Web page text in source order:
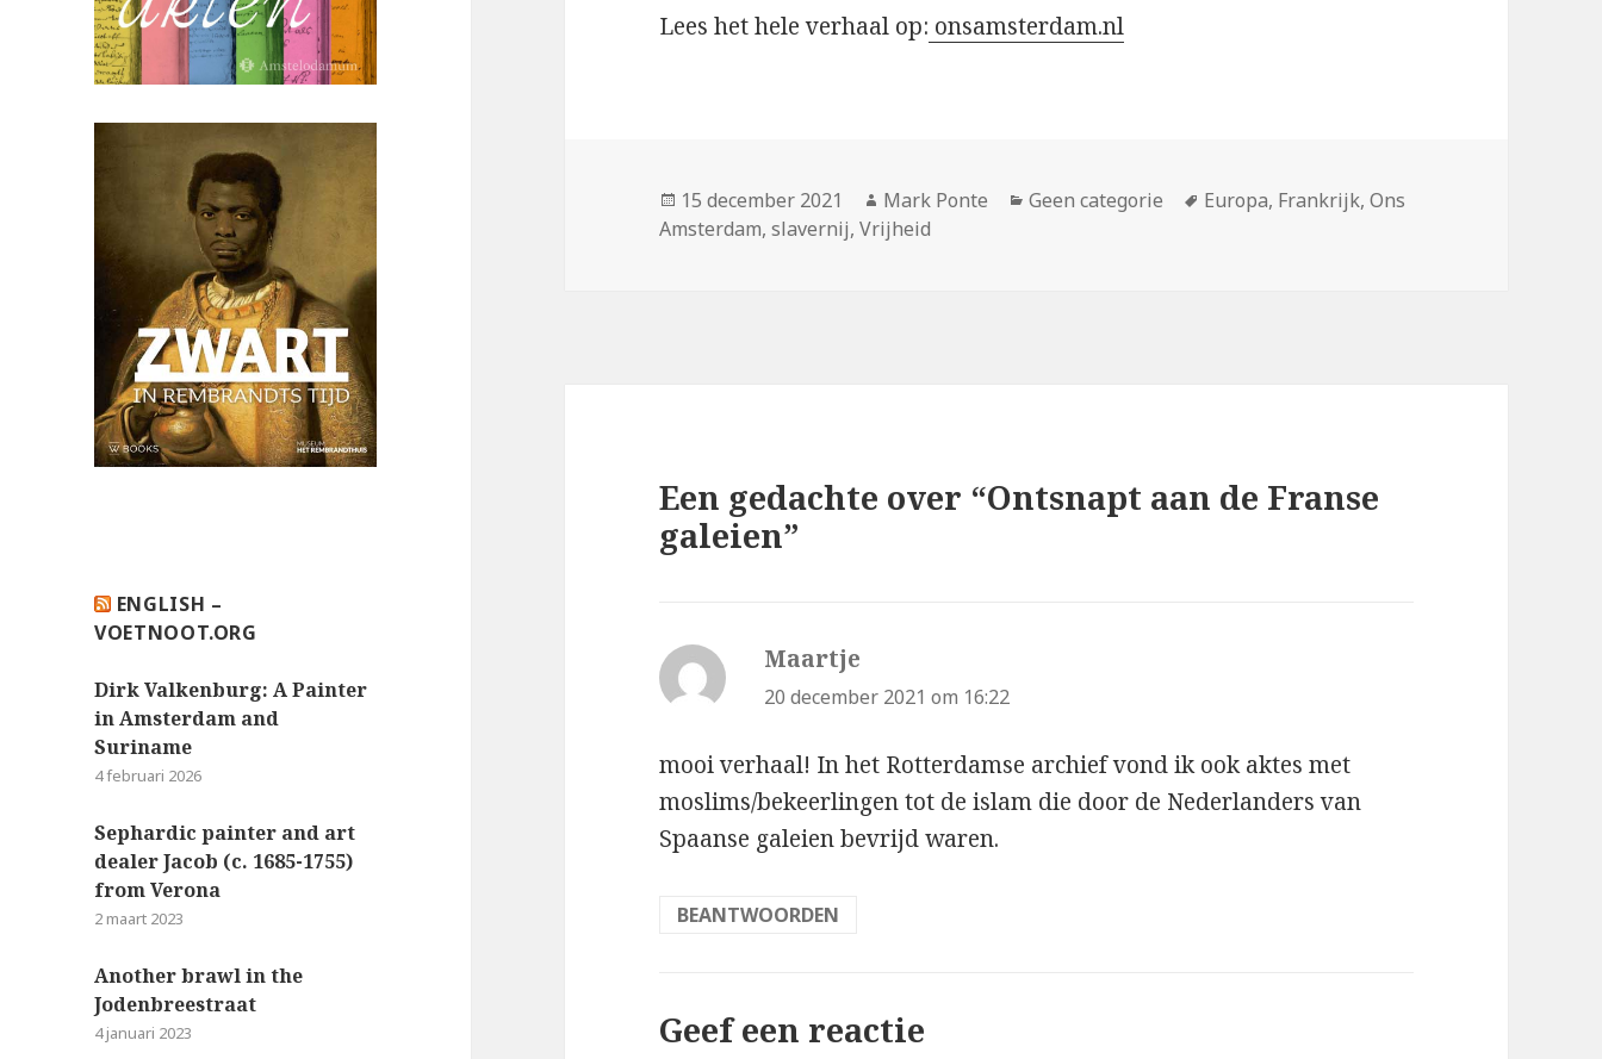
ENGLISH –
VOETNOOT.ORG
Dirk Valkenburg: A Painter
in Amsterdam and
Suriname
4 februari 2026
Sephardic painter and art
dealer Jacob (c. 1685-1755)
from Verona
2 maart 2023
Another brawl in the
Jodenbreestraat
4 januari 2023
Lees het hele verhaal op: onsamsterdam.nl
Geplaatst
op
15 december 2021 Auteur
Mark Ponte Categorieën
Geen categorie Tags
Europa, Frankrijk,Ons
Amsterdam,slavernij,Vrijheid
Een gedachte over “Ontsnapt aan de Franse
galeien”
Maartje
20 december 2021 om 16:22
mooi verhaal! In het Rotterdamse archief vond ik ook aktes met
moslims/bekeerlingen tot de islam die door de Nederlanders van
Spaanse galeien bevrijd waren.
BEANTWOORDEN
Geef een reactie